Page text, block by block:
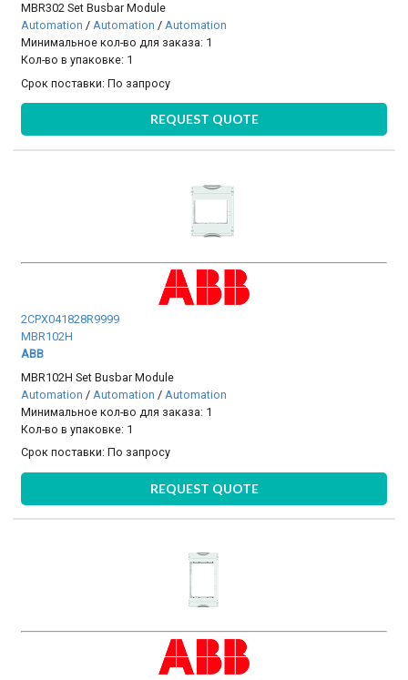
MBR302 Set Busbar Module
Automation /Automation /Automation
Минимальное кол-во для заказа: 1
Кол-во в упаковке: 1
Срок поставки:По запросу
REQUEST QUOTE
2CPX041828R9999
MBR102H
ABB
MBR102H Set Busbar Module
Automation / Automation / Automation
Минимальное кол-во для заказа: 1
Кол-во в упаковке: 1
Срок поставки:По запросу
REQUEST QUOTE